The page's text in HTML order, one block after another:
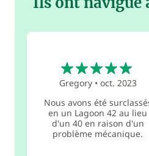
Gregory• oct. 2023
Nous avons été
en un Lagoon 42 au lieu
d'un 40 en raison d'un
problème mécanique.